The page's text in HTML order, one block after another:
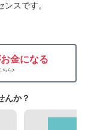
スです。
金になる
ちら>
んか？